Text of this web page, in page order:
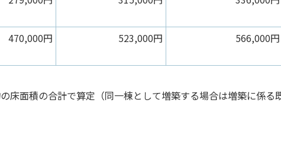
470,000円 523,000円 566,000円
床面積の合計で算定（同一棟として増築する場合は増築に係る